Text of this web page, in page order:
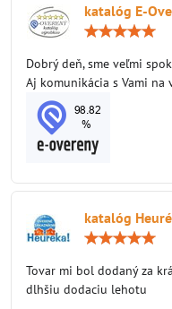
katalóg E-
Dobrý deň, sme veľmi
Aj komunikácia s Vami na
katalóg
Tovar mi bol dodaný za
dlhšiu dodaciu lehotu